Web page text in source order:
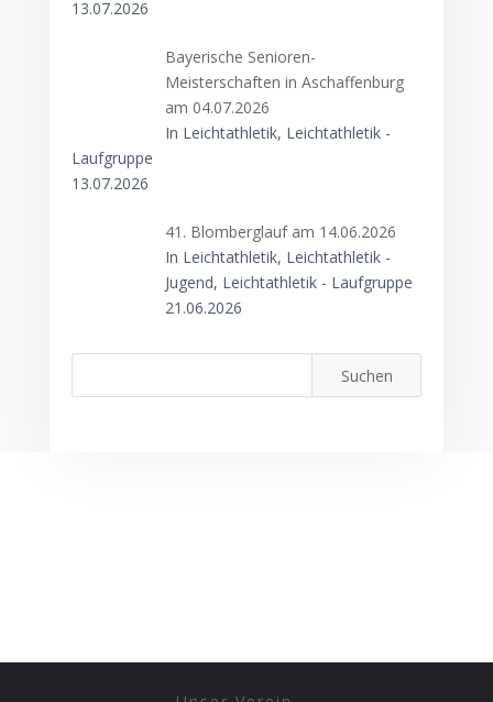
13.07.2026
Bayerische Senioren-
Meisterschaften in Aschaffenburg
am 04.07.2026
In Leichtathletik, Leichtathletik -
Laufgruppe
13.07.2026
41. Blomberglauf am 14.06.2026
In Leichtathletik, Leichtathletik -
Jugend, Leichtathletik - Laufgruppe
21.06.2026